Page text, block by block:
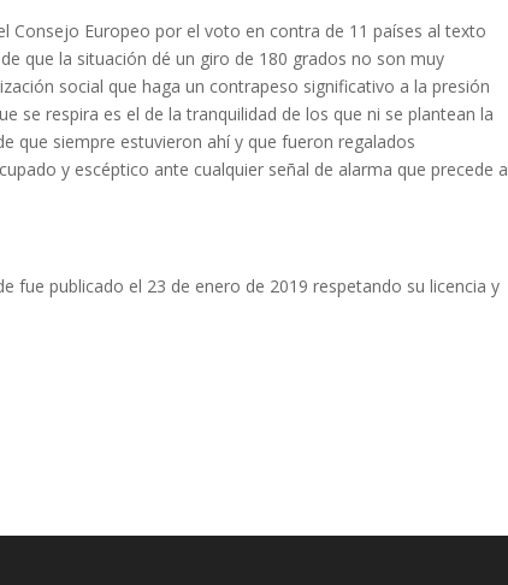
Consejo Europeo por el voto en contra de 11 países al texto
que la situación dé un giro de 180 grados no son muy
social que haga un contrapeso significativo a la presión
se respira es el de la tranquilidad de los que ni se plantean la
que siempre estuvieron ahí y que fueron regalados
y escéptico ante cualquier señal de alarma que precede a
fue publicado el 23 de enero de 2019 respetando su licencia y